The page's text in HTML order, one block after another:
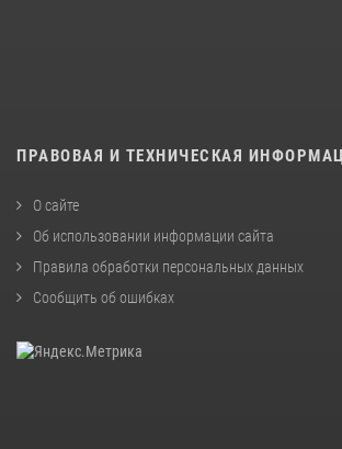
ПРАВОВАЯ И ТЕХНИЧЕСКАЯ
О сайте
Об использовании информации сайта
Правила обработки персональных данных
Сообщить об ошибках